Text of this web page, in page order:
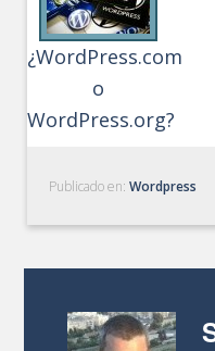
¿WordPress.com
o
WordPress.org?
Publicado en:Wordpress